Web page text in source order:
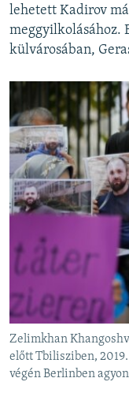
lehetett Kadirov
meggyilkolásához.
külvárosában,
Zelimkhan
előtt Tbilisziben,
végén Berlinben